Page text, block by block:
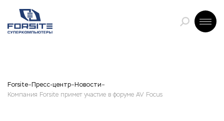
Forsite Пресс-центр Новости
Компания Forsite примет участие в форуме AV Focus